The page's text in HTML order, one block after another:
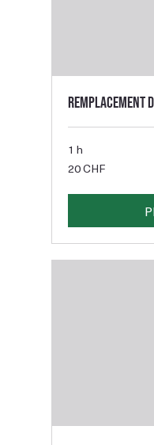
Remplacement
1 h
francs
20 CHF